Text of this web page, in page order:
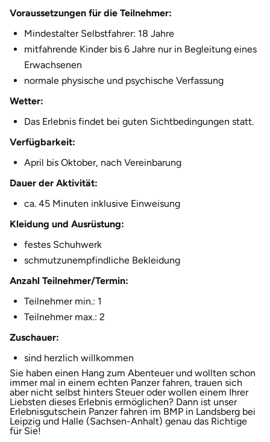
Voraussetzungen für die Teilnehmer:
Mindestalter Selbstfahrer: 18 Jahre
mitfahrende Kinder bis 6 Jahre nur in Begleitung eines
Erwachsenen
normale physische und psychische Verfassung
Wetter:
Das Erlebnis findet bei guten Sichtbedingungen statt.
Verfügbarkeit:
April bis Oktober, nach Vereinbarung
Dauer der Aktivität:
ca. 45 Minuten inklusive Einweisung
Kleidung und Ausrüstung:
festes Schuhwerk
schmutzunempfindliche Bekleidung
Anzahl Teilnehmer/Termin:
Teilnehmer min.: 1
Teilnehmer max.: 2
Zuschauer:
sind herzlich willkommen
Sie haben einen Hang zum Abenteuer und wollten schon
immer mal in einem echten Panzer fahren, trauen sich
aber nicht selbst hinters Steuer oder wollen einem Ihrer
Liebsten dieses Erlebnis ermöglichen? Dann ist unser
Erlebnisgutschein Panzer fahren im BMP in Landsberg bei
Leipzig und Halle (Sachsen-Anhalt) genau das Richtige
für Sie!
Fürstenfeldbruck
Fürth
Geiselwind
Gelnhausen
Gersfeld
Göppingen
Halle
Hamburg
Hanau
Hannover
Haßfurt
Heidelberg